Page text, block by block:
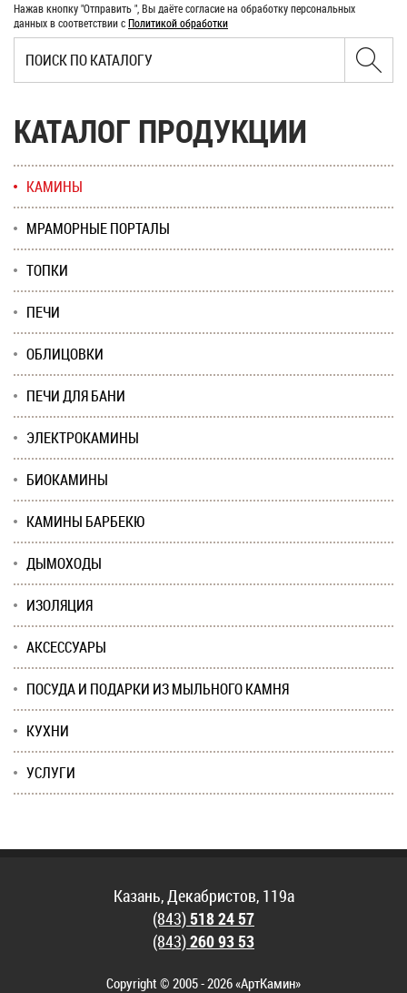
Нажав кнопку "Отправить ", Вы даёте согласие на обработку персональных
данных в соответствии сПолитикой обработки
КАТАЛОГ ПРОДУКЦИИ
КАМИНЫ
МРАМОРНЫЕ ПОРТАЛЫ
ТОПКИ
ПЕЧИ
ОБЛИЦОВКИ
ПЕЧИ ДЛЯ БАНИ
ЭЛЕКТРОКАМИНЫ
БИОКАМИНЫ
КАМИНЫ БАРБЕКЮ
ДЫМОХОДЫ
ИЗОЛЯЦИЯ
АКСЕССУАРЫ
ПОСУДА И ПОДАРКИ ИЗ МЫЛЬНОГО КАМНЯ
КУХНИ
УСЛУГИ
Казань, Декабристов, 119а
(843)518 24 57
(843)260 93 53
Copyright © 2005 - 2026 «АртКамин»